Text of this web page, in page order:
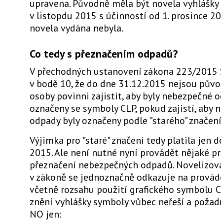
upravena. Původně měla být novela
v listopdu 2015 s účinností od 1. prosince
novela vydána nebyla.
Co tedy s přeznačením odpadů?
V přechodných ustanovení zákona 223/2015
v bodě 10, že do dne 31.12.2015 nejsou
osoby povinni zajistit, aby byly nebezpečné
označeny se symboly CLP, pokud zajistí, aby
odpady byly označeny podle "starého"
Výjimka pro "staré" značení tedy platila jen
2015. Ale není nutné nyní provádět nějaké
přeznačení nebezpečných odpadů.
v zákoně se jednoznačně odkazuje na
včetně rozsahu použití grafického symbolu
znění vyhlášky symboly vůbec neřeší a
NO jen: